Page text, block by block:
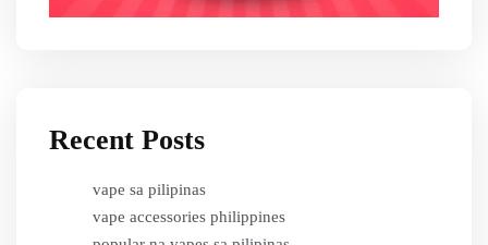
Recent Posts
vape sa pilipinas
vape accessories philippines